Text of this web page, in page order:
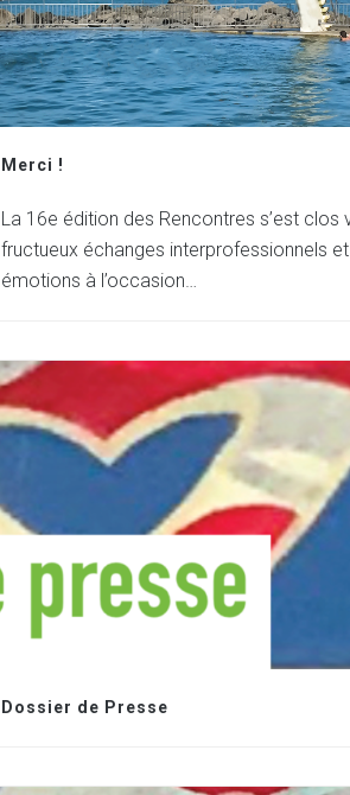
Merci !
La 16e édition des Rencontres s’est clos
fructueux échanges interprofessionnels
émotions à l’occasion…
Dossier de Presse